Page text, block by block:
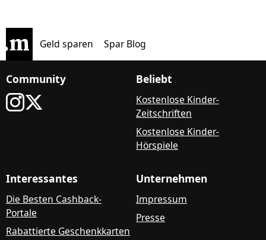
Geld sparen Spar Blog
Community Beliebt
Kostenlose Kinder-
Zeitschriften
Kostenlose Kinder-
Hörspiele
Interessantes
Die Besten Cashback-
Portale
Rabattierte Geschenkkarten
Unternehmen
Impressum
Presse